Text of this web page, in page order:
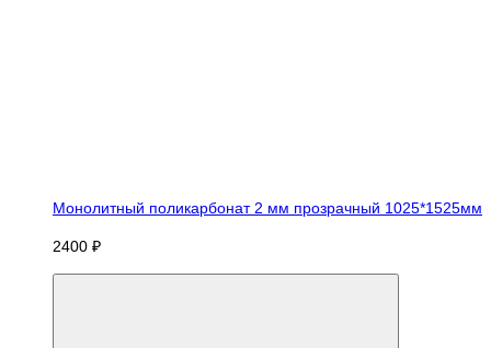
Монолитный поликарбонат 2 мм прозрачный 1025*1525мм
2400 ₽